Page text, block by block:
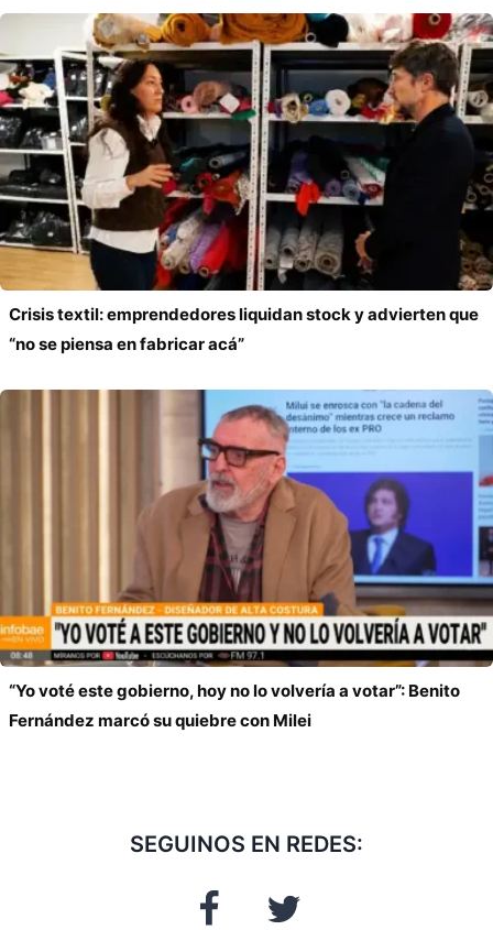
Crisis textil: emprendedores liquidan stock y advierten que
“no se piensa en fabricar acá”
“Yo voté este gobierno, hoy no lo volvería a votar”: Benito
Fernández marcó su quiebre con Milei
SEGUINOS EN REDES: